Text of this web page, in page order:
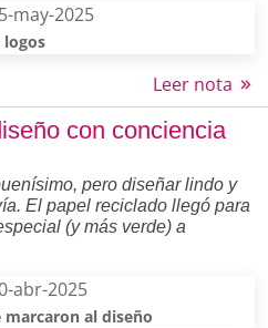
may-2025
logos
Leer nota
con conciencia
pero diseñar lindo y
El papel reciclado llegó para
(y más verde) a
abr-2025
al diseño